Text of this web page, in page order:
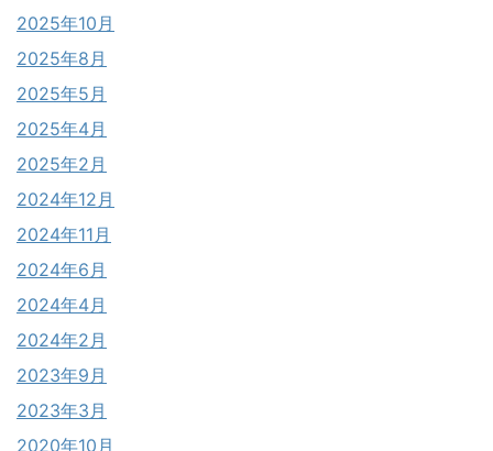
2025年10月
2025年8月
2025年5月
2025年4月
2025年2月
2024年12月
2024年11月
2024年6月
2024年4月
2024年2月
2023年9月
2023年3月
2020年10月